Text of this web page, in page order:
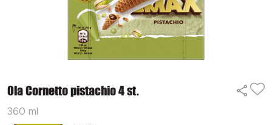
Ola Cornetto pistachio 4 st.
360 ml